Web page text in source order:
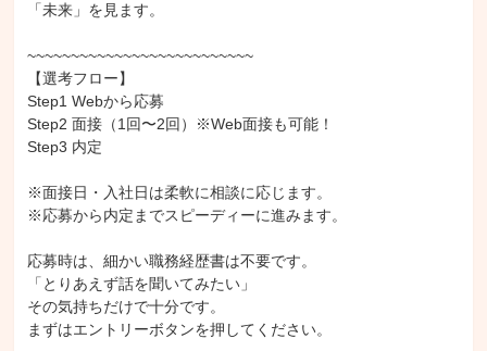
「未来」を見ます。
~~~~~~~~~~~~~~~~~~~~~~~~~~
【選考フロー】
Step1 Webから応募
Step2 面接（1回〜2回）※Web面接も可能！
Step3 内定
※面接日・入社日は柔軟に相談に応じます。
※応募から内定までスピーディーに進みます。
応募時は、細かい職務経歴書は不要です。
「とりあえず話を聞いてみたい」
その気持ちだけで十分です。
まずはエントリーボタンを押してください。